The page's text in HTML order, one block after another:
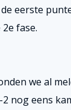
eerste
fase.
we al
2 nog eens